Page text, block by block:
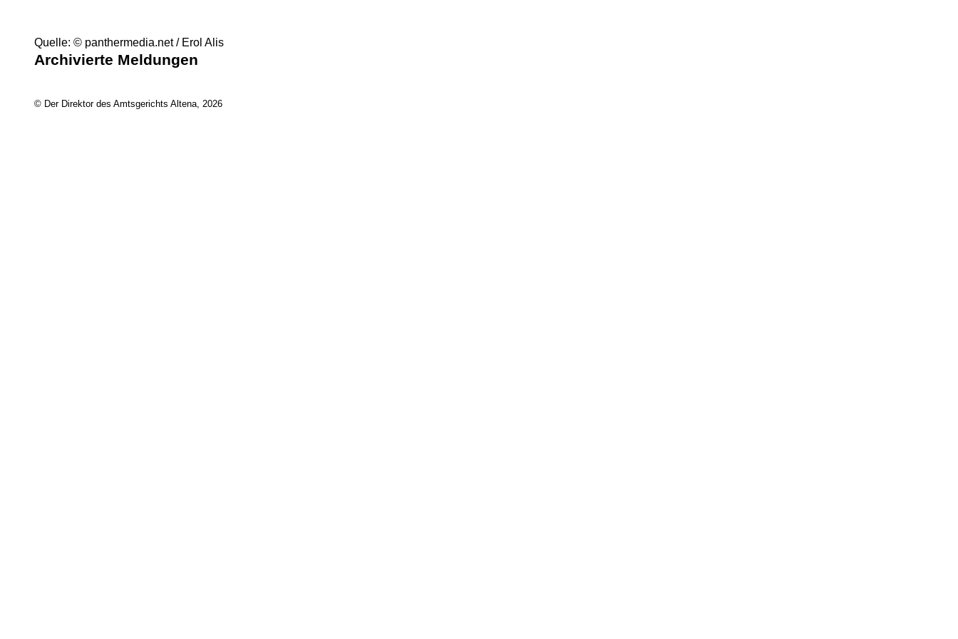
Quelle: © panthermedia.net / Erol Alis
Archivierte Meldungen
© Der Direktor des Amtsgerichts Altena, 2026